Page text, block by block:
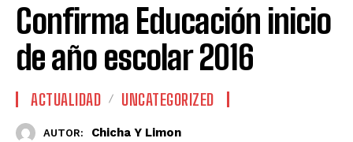
Confirma Educación inicio
de año escolar 2016
ACTUALIDAD UNCATEGORIZED
AUTOR: Chicha Y Limon